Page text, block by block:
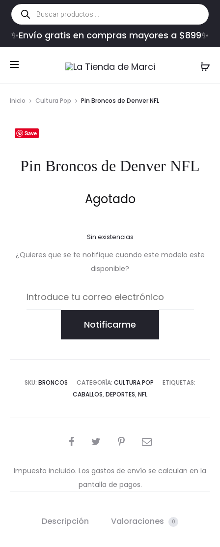
Búsqueda
de
productos
✨Envío gratis en compras mayores a $899✨
Inicio Cultura Pop Pin Broncos de Denver NFL
Save
Pin Broncos de Denver NFL
Agotado
Sin existencias
¿Quieres que se te notifique cuando este modelo este
disponible?
Notificarme
SKU: BRONCOS CATEGORÍA: CULTURA POP
ETIQUETAS:
CABALLOS, DEPORTES, NFL
COMPARTIR
Impuesto incluido. Los gastos de envío se calculan en la
pantalla de pagos.
Descripción Valoraciones 0